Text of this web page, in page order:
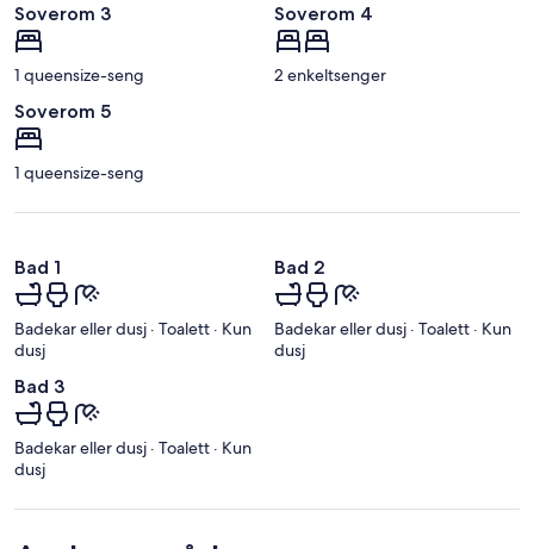
Soverom 3
1 queensize-seng
Soverom 4
2 enkeltsenger
Soverom 5
1 queensize-seng
Bad 1
Badekar eller dusj · Toalett · Kun
dusj
Bad 2
Badekar eller dusj · Toalett · Kun
dusj
Bad 3
Badekar eller dusj · Toalett · Kun
dusj